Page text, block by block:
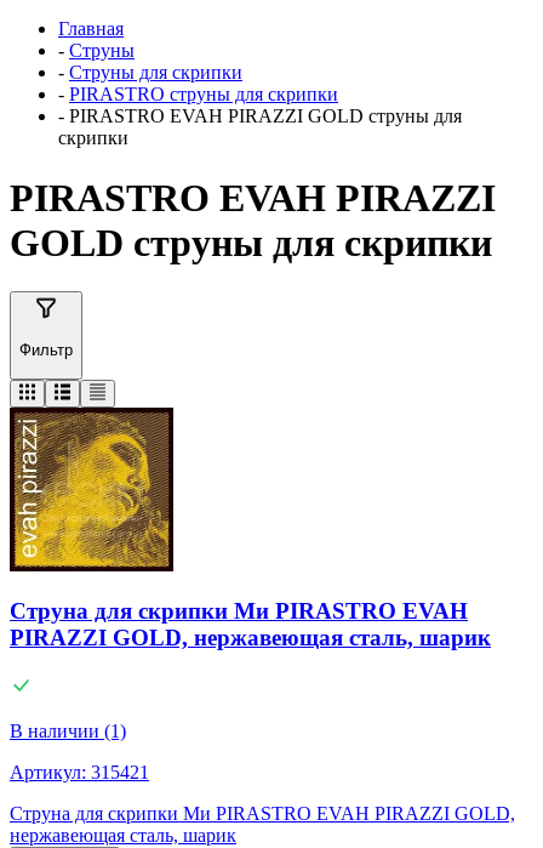
Главная
- Струны
- Струны для скрипки
- PIRASTRO струны для скрипки
- PIRASTRO EVAH PIRAZZI GOLD струны для
скрипки
PIRASTRO EVAH PIRAZZI
GOLD струны для скрипки
Фильтр
Струна для скрипки Ми PIRASTRO EVAH
PIRAZZI GOLD, нержавеющая сталь, шарик
В наличии (1)
Артикул: 315421
Струна для скрипки Ми PIRASTRO EVAH PIRAZZI GOLD,
нержавеющая сталь, шарик